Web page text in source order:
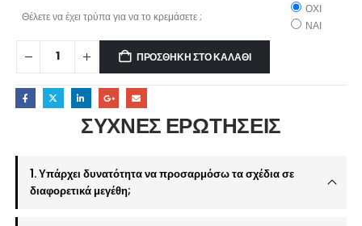
Θέλετε να έχει τρύπα για να το κρεμάσετε ;
ΟΧΙ
ΝΑΙ
ΠΡΟΣΘΉΚΗ ΣΤΟ ΚΑΛΆΘΙ
ΣΥΧΝΕΣ ΕΡΩΤΗΣΕΙΣ
1. Υπάρχει δυνατότητα να προσαρμόσω τα σχέδια σε
διαφορετικά μεγέθη;